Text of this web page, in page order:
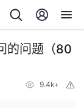
的问题（80
9.4k+